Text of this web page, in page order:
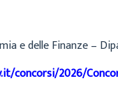
e delle Finanze –
concorsi/2026/